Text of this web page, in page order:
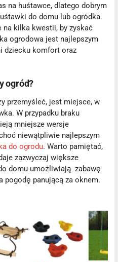
na huśtawce, dlatego dobrym
do domu lub ogródka.
na kilka kwestii, by zyskać
ogrodowa jest najlepszym
dziecku komfort oraz
ogród?
przemyśleć, jest miejsce, w
W przypadku braku
mniejsze wersje
niewątpliwie najlepszym
do ogrodu. Warto pamiętać,
zazwyczaj większe
domu umożliwiają zabawę
pogodę panującą za oknem.